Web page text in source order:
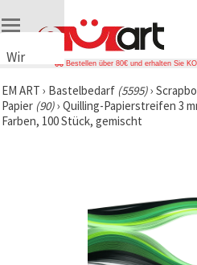
Wir
Cookies
🍪 Wir
verwenden
Bestellen über 80€ und erhalten Sie
EM ART › Bastelbedarf (5595)›
Papier (90)› Quilling-Papierstreifen 3
Farben, 100 Stück, gemischt